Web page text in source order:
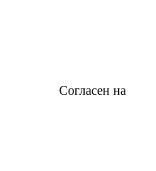
Согласен на